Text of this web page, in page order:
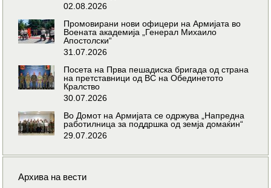
02.08.2026
Промовирани нови офицери на Армијата во
Воената академија „Генерал Михаило
Апостолски“
31.07.2026
Посета на Прва пешадиска бригада од страна
на претставници од ВС на Обединетото
Кралство
30.07.2026
Во Домот на Армијата се одржува „Напредна
работилница за поддршка од земја домаќин“
29.07.2026
Архива на вести